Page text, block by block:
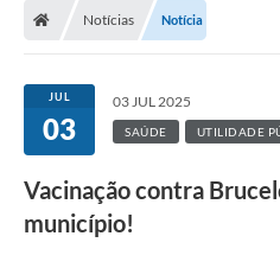
Notícias Notícia
JUL
03
03 JUL 2025
SAÚDE UTILIDADE
Vacinação contra
município!